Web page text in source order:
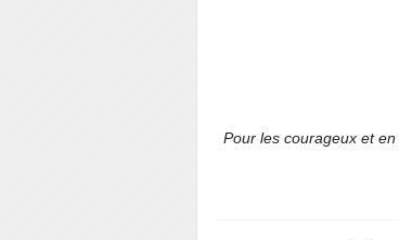
Pour les courageux et